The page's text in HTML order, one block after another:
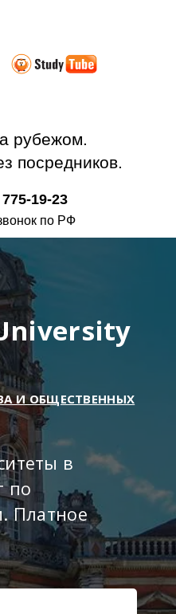
рубежом.
посредников.
775-19-23
по РФ
И ОБЩЕСТВЕННЫХ
в
по
Платное